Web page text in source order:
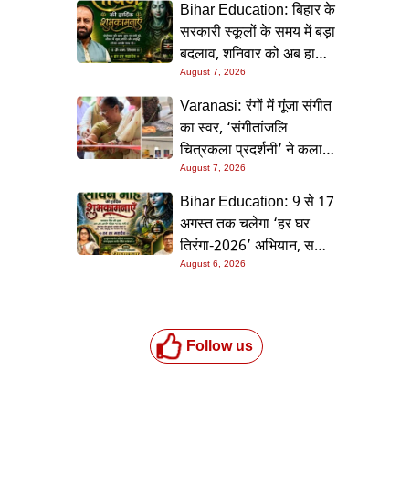
Bihar Education: बिहार के
सरकारी स्कूलों के समय में बड़ा
बदलाव, शनिवार को अब हाफ
डे रहेगा विद्यालय
August 7, 2026
Varanasi: रंगों में गूंजा संगीत
का स्वर, ‘संगीतांजलि
चित्रकला प्रदर्शनी’ ने कला
प्रेमियों को किया मंत्रमुग्ध
August 7, 2026
Bihar Education: 9 से 17
अगस्त तक चलेगा ‘हर घर
तिरंगा-2026’ अभियान, सभी
स्कूलों को दिए गए विस्तृत
August 6, 2026
Follow us